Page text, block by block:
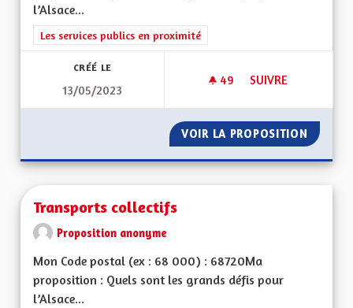
l’Alsace...
Filtrer les résultats de la catégorie : Les services publics en
Les services publics en proximité
CRÉÉ LE
13/05/2023
49 49 ABONNÉS
SUIVRE
VOIR LA PROPOSITION
Transports collectifs
Proposition anonyme
Mon Code postal (ex : 68 000) : 68720Ma
proposition : Quels sont les grands défis pour
l’Alsace...